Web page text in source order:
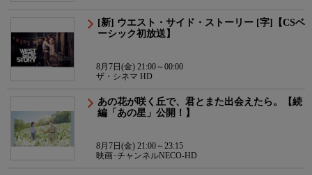
[新] ウエスト・サイド・ストーリー [字]【CSベ
ーシック初放送】
8月7日(金) 21:00～00:00
ザ・シネマ HD
あの花が咲く丘で、君とまた出会えたら。【続
編「あの星」公開！】
8月7日(金) 21:00～23:15
映画･チャンネルNECO-HD